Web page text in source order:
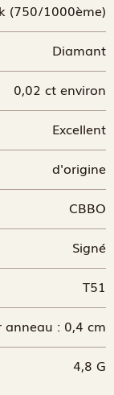
(750/1000ème)
Diamant
0,02 ct environ
Excellent
d'origine
CBBO
Signé
T51
anneau : 0,4 cm
4,8 G